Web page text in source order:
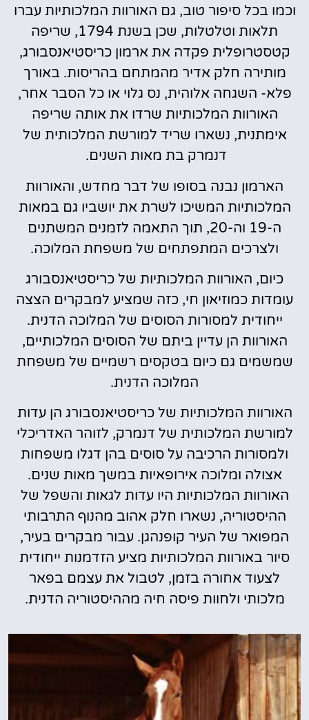
וכמו בכל סיפור טוב, גם האורוות המלכותיות עברו
תלאות וטלטלות, שכן בשנת 1794, שריפה
קטסטרופלית פקדה את ארמון כריסטיאנסבורג,
מותירה חלק אדיר מהמתחם בהריסות. באורך
פלא- השגחה אלוהית, נס גלוי או כל הסבר אחר,
האורוות המלכותיות שרדו את אותה שריפה
אימתנית, נשארו שריד למורשת המלכותית של
דנמרק בת מאות השנים.
הארמון נבנה בסופו של דבר מחדש, והאורוות
המלכותיות המשיכו לשרת את יושביו גם במאות
ה-19 וה-20, תוך התאמה לזמנים המשתנים
ולצרכים המתפתחים של משפחת המלוכה.
כיום, האורוות המלכותיות של כריסטיאנסבורג
עומדות כמוזיאון חי, כזה שמציע למבקרים הצצה
ייחודית למסורות הסוסים של המלוכה הדנית.
האורוות הן עדיין ביתם של הסוסים המלכותיים,
שמשמים גם כיום בטקסים רשמיים של משפחת
המלוכה הדנית.
האורוות המלכותיות של כריסטיאנסבורג הן עדות
למורשת המלכותית של דנמרק, לזוהר האדריכלי
ולמסורות הרכיבה על סוסים בהן דגלו משפחות
אצולה ומלוכה אירופאיות במשך מאות שנים.
האורוות המלכותיות היו עדות לגאות והשפל של
ההיסטוריה, נשארו חלק אהוב מהנוף התרבותי
המפואר של העיר קופנהגן. עבור מבקרים בעיר,
סיור באורוות המלכותיות מציע הזדמנות ייחודית
לצעוד אחורה בזמן, לטבול את עצמם בפאר
מלכותי ולחוות פיסה חיה מההיסטוריה הדנית.